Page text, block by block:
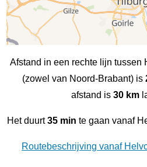
Afstand in een rechte lijn tussen
(zowel van Noord-Brabant) is
afstand is 30 km
Het duurt35 min te gaan vanaf
Routebeschrijving vanaf